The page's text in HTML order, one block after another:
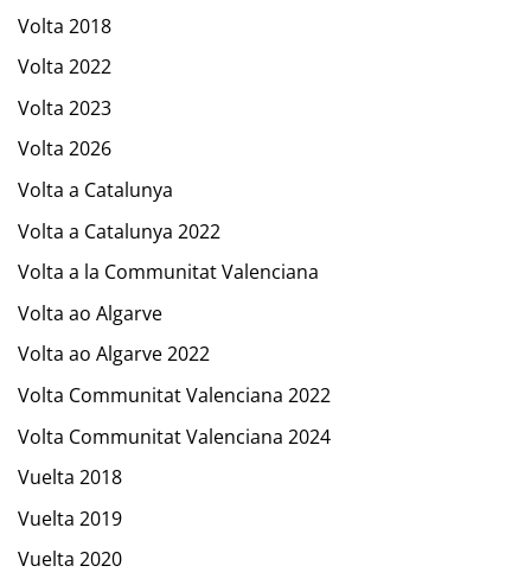
Volta 2018
Volta 2022
Volta 2023
Volta 2026
Volta a Catalunya
Volta a Catalunya 2022
Volta a la Communitat Valenciana
Volta ao Algarve
Volta ao Algarve 2022
Volta Communitat Valenciana 2022
Volta Communitat Valenciana 2024
Vuelta 2018
Vuelta 2019
Vuelta 2020